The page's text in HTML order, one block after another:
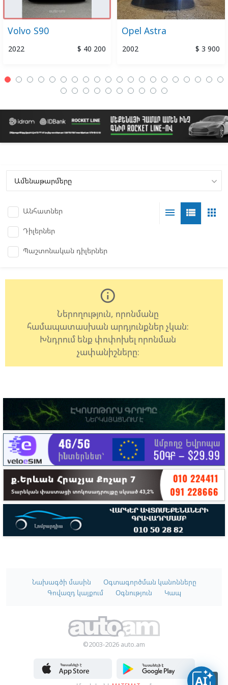
Volvo S90
2022 $ 40 200
Opel Astra
2002 $ 3 900
Անհատներ
Դիլերներ
Պաշտոնական դիլերներ
apps
view_list
menu
info_outline
Ներողություն, որոնմանը
համապատասխան արդյունքներ չկան:
Խնդրում ենք փոփոխել որոնման
չափանիշները:
Նախագծի մասին
Օգտագործման կանոնները
Գովազդ կայքում
Օգնություն Կապ
©2003-2026 auto.am